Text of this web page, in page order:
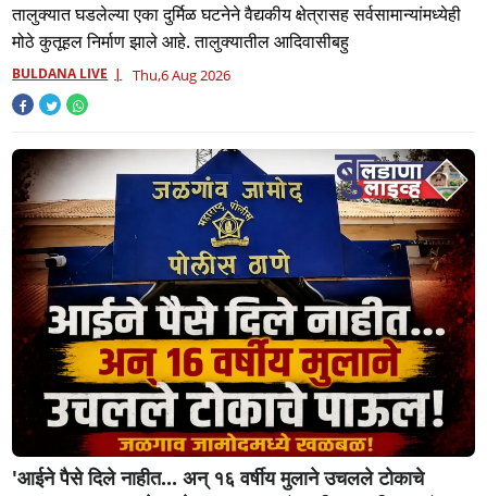
तालुक्यात घडलेल्या एका दुर्मिळ घटनेने वैद्यकीय क्षेत्रासह सर्वसामान्यांमध्येही
मोठे कुतूहल निर्माण झाले आहे. तालुक्यातील आदिवासीबहु
BULDANA LIVE Thu,6 Aug 2026
'आईने पैसे दिले नाहीत... अन् १६ वर्षीय मुलाने उचलले टोकाचे